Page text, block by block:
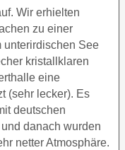
Wir erhielten
zu einer
unterirdischen See
kristallklaren
eine
(sehr lecker). Es
deutschen
danach wurden
netter Atmosphäre.